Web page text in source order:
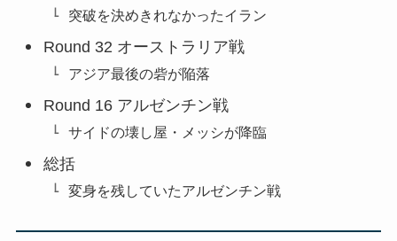
突破を決めきれなかったイラン
Round 32 オーストラリア戦
アジア最後の砦が陥落
Round 16 アルゼンチン戦
サイドの壊し屋・メッシが降臨
総括
変身を残していたアルゼンチン戦